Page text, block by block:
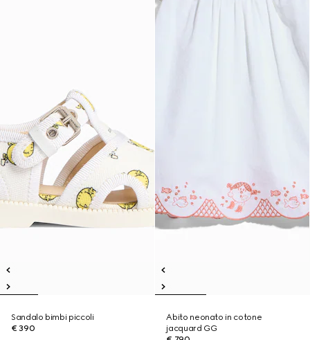
Sandalo bimbi piccoli
€ 390
Abito neonato in cotone
jacquard GG